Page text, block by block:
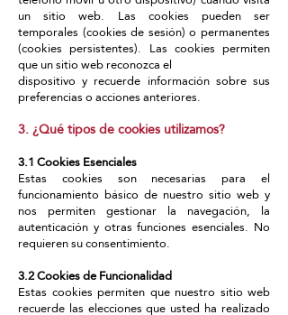
un sitio web. Las cookies pueden ser
temporales (cookies de sesión) o permanentes
(cookies persistentes). Las cookies permiten
que un sitio web reconozca el
dispositivo y recuerde información sobre sus
preferencias o acciones anteriores.
3. ¿Qué tipos de cookies utilizamos?
3.1 Cookies Esenciales
Estas cookies son necesarias para el
funcionamiento básico de nuestro sitio web y
nos permiten gestionar la navegación, la
autenticación y otras funciones esenciales. No
requieren su consentimiento.
3.2 Cookies de Funcionalidad
Estas cookies permiten que nuestro sitio web
recuerde las elecciones que usted ha realizado